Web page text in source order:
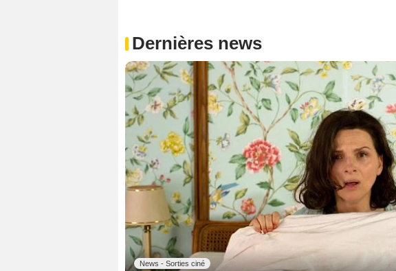
Dernières news
News - Sorties ciné